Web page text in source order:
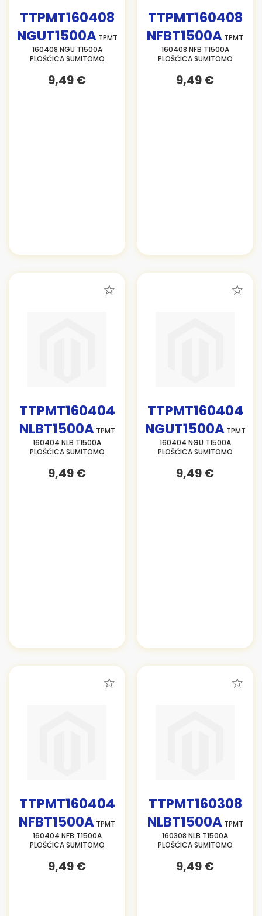
TTPMT160408
NGUT1500ATPMT
160408 NGU T1500A
PLOŠČICA SUMITOMO
9,49 €
TTPMT160408
NFBT1500A TPMT
160408 NFB T1500A
PLOŠČICA SUMITOMO
9,49 €
TTPMT160404
NLBT1500ATPMT
160404 NLB T1500A
PLOŠČICA SUMITOMO
9,49 €
TTPMT160404
NGUT1500ATPMT
160404 NGU T1500A
PLOŠČICA SUMITOMO
9,49 €
TTPMT160404
NFBT1500A TPMT
160404 NFB T1500A
PLOŠČICA SUMITOMO
9,49 €
TTPMT160308
NLBT1500ATPMT
160308 NLB T1500A
PLOŠČICA SUMITOMO
9,49 €